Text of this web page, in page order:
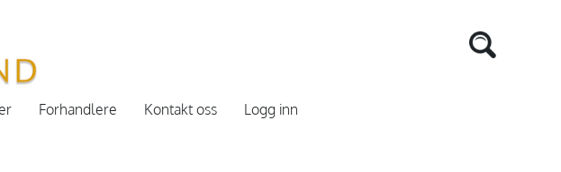
Forhandlere Kontakt oss Logg inn